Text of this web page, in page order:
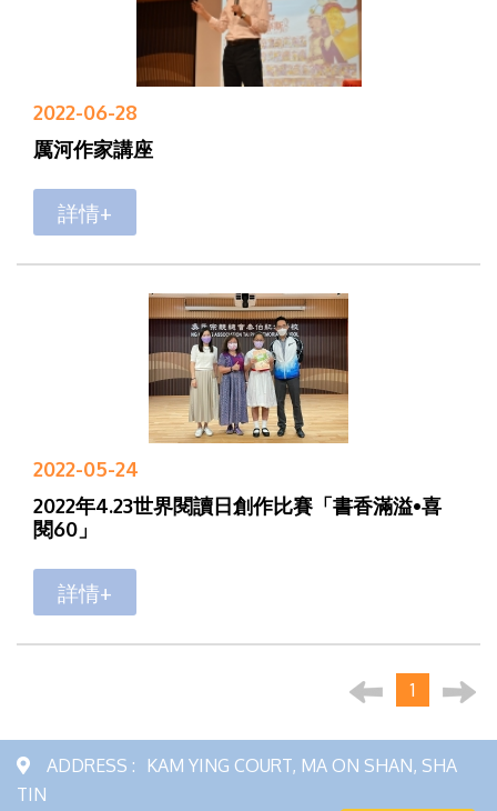
2022-06-28
厲河作家講座
詳情+
2022-05-24
2022年4.23世界閱讀日創作比賽「書香滿溢•喜
閱60」
詳情+
1
ADDRESS : KAM YING COURT, MA ON SHAN, SHA
TIN